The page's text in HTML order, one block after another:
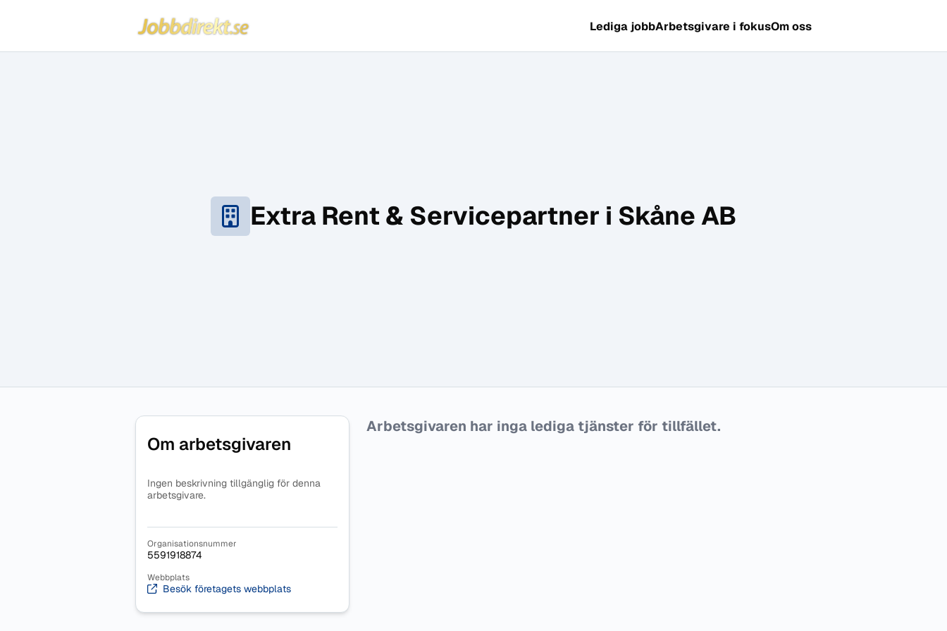
Hoppa till innehåll
Jobbdirekt Lediga jobbArbetsgivare i fokusOm oss
Extra Rent & Servicepartner i Skåne AB
Om arbetsgivaren
Ingen beskrivning tillgänglig för denna
arbetsgivare.
Organisationsnummer
5591918874
Webbplats
Besök företagets webbplats
Arbetsgivaren har inga lediga tjänster för tillfället.